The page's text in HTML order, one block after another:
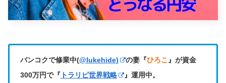
バンコクで修業中(@lukehide) の妻『ひろこ 』が資金
300万円で『 トラリピ世界戦略
』運用中。